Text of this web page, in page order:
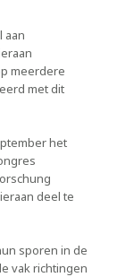
aan
meerdere
met dit
het
deel te
sporen in de
vak richtingen